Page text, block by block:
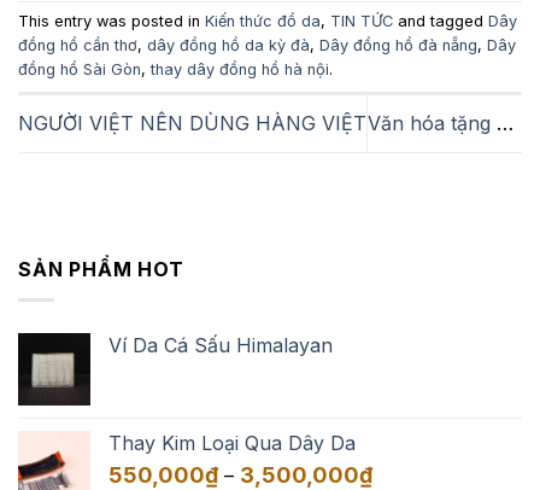
This entry was posted in Kiến thức đồ da, TIN TỨC and tagged Dây
đồng hồ cần thơ, dây đồng hồ da kỳ đà, Dây đồng hồ đà nẵng, Dây
đồng hồ Sài Gòn,thay dây đồng hồ hà nội.
NGƯỜI VIỆT NÊN DÙNG HÀNG VIỆT Văn hóa tặng quà trong đời sống thường ngày
SẢN PHẨM HOT
Ví Da Cá Sấu Himalayan
Thay Kim Loại Qua Dây Da
550,000₫ – 3,500,000₫Khoảng